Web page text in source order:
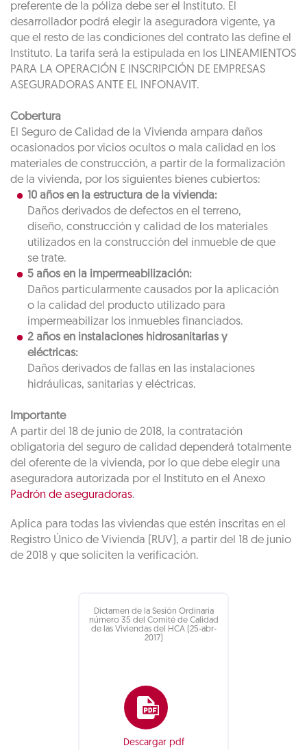
preferente de la póliza debe ser el Instituto. El
desarrollador podrá elegir la aseguradora vigente, ya
que el resto de las condiciones del contrato las define el
Instituto. La tarifa será la estipulada en los LINEAMIENTOS
PARA LA OPERACIÓN E INSCRIPCIÓN DE EMPRESAS
ASEGURADORAS ANTE EL INFONAVIT.
Cobertura
El Seguro de Calidad de la Vivienda ampara daños
ocasionados por vicios ocultos o mala calidad en los
materiales de construcción, a partir de la formalización
de la vivienda, por los siguientes bienes cubiertos:
10 años en la estructura de la vivienda:
Daños derivados de defectos en el terreno,
diseño, construcción y calidad de los materiales
utilizados en la construcción del inmueble de que
se trate.
5 años en la impermeabilización:
Daños particularmente causados por la aplicación
o la calidad del producto utilizado para
impermeabilizar los inmuebles financiados.
2 años en instalaciones hidrosanitarias y
eléctricas:
Daños derivados de fallas en las instalaciones
hidráulicas, sanitarias y eléctricas.
Importante
A partir del 18 de junio de 2018, la contratación
obligatoria del seguro de calidad dependerá totalmente
del oferente de la vivienda, por lo que debe elegir una
aseguradora autorizada por el Instituto en el Anexo
Padrón de aseguradoras.
Aplica para todas las viviendas que estén inscritas en el
Registro Único de Vivienda (RUV), a partir del 18 de junio
de 2018 y que soliciten la verificación.
Dictamen de la Sesión Ordinaria
número 35 del Comité de Calidad
de las Viviendas del HCA (25-abr-
2017)
Descargar pdf